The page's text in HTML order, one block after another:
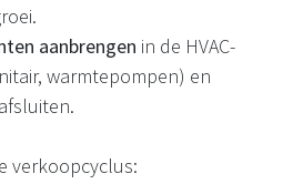
aanbrengen in de HVAC-
warmtepompen) en
verkoopcyclus: